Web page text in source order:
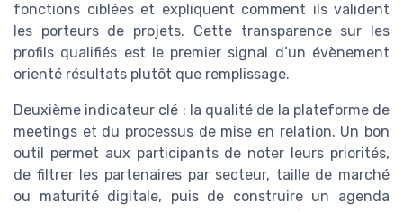
fonctions ciblées et expliquent comment ils valident
les porteurs de projets. Cette transparence sur les
profils qualifiés est le premier signal d’un évènement
orienté résultats plutôt que remplissage.
Deuxième indicateur clé : la qualité de la plateforme de
meetings et du processus de mise en relation. Un bon
outil permet aux participants de noter leurs priorités,
de filtrer les partenaires par secteur, taille de marché
ou maturité digitale, puis de construire un agenda